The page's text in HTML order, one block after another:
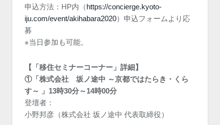
申込方法：HP内（ https://concierge.kyoto-
iju.com/event/akihabara2020）申込フォームより応
募
※当日参加も可能。
【「移住セミナーコーナー」詳細】
①「株式会社 坂ノ途中 ～京都ではたらき・くら
す～ 」13時30分～14時00分
登壇者：
小野邦彦（株式会社 坂ノ途中 代表取締役）